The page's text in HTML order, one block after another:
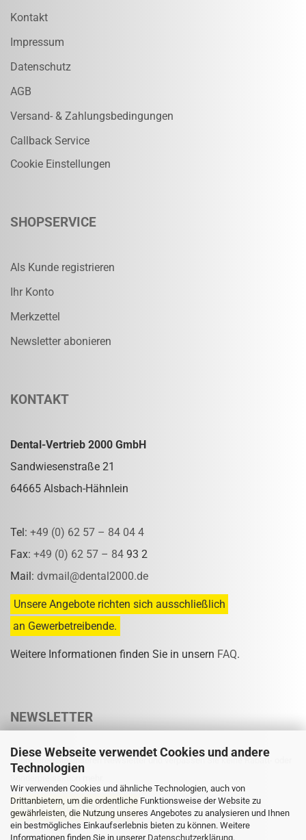
Diese Webseite verwendet Cookies und andere
Technologien
Wir verwenden Cookies und ähnliche Technologien, auch von
Drittanbietern, um die ordentliche Funktionsweise der Website zu
gewährleisten, die Nutzung unseres Angebotes zu analysieren und Ihnen
ein bestmögliches Einkaufserlebnis bieten zu können. Weitere
Informationen finden Sie in unserer Datenschutzerklärung.
Kontakt
Impressum
Datenschutz
AGB
Versand- & Zahlungsbedingungen
Callback Service
Cookie Einstellungen
SHOPSERVICE
Als Kunde registrieren
Ihr Konto
Merkzettel
Newsletter abonieren
KONTAKT
Dental-Vertrieb 2000 GmbH
Sandwiesenstraße 21
64665 Alsbach-Hähnlein
Tel: +49 (0) 62 57 – 84 04 4
Fax: +49 (0) 62 57 – 84 93 2
Mail: dvmail@dental2000.de
Unsere Angebote richten sich ausschließlich
an Gewerbetreibende.
Weitere Informationen finden Sie in unsern FAQ.
NEWSLETTER
Abonnieren Sie unseren Newsletter und verpassen Sie keine Rabatt- oder
Sonderpreisaktion mehr.
Eine Abmeldung ist jederzeit möglich.